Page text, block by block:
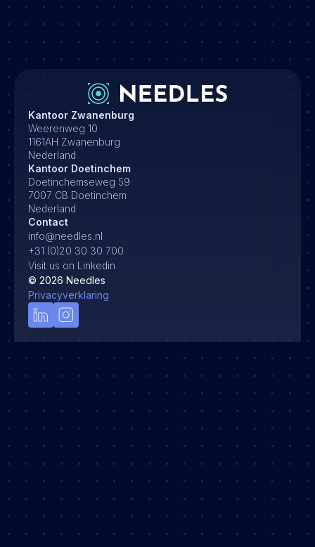
Kantoor Zwanenburg
Weerenweg 10
1161AH Zwanenburg
Nederland
Kantoor Doetinchem
Doetinchemseweg 59
7007 CB Doetinchem
Nederland
Contact
info@needles.nl
+31 (0)20 30 30 700
Visit us on Linkedin
© 2026 Needles
Privacyverklaring